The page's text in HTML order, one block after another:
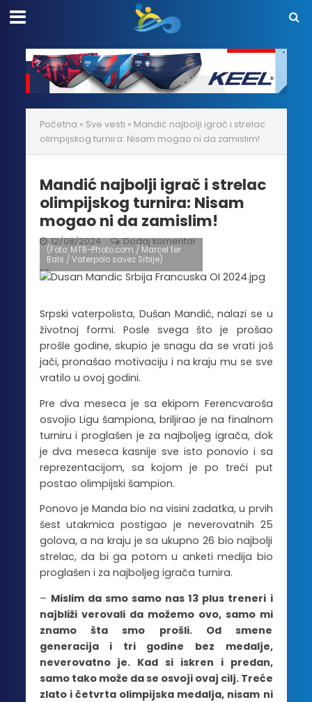
Početna » Sve vesti » Mandić najbolji igrač i strelac
olimpijskog turnira: Nisam mogao ni da zamislim!
Mandić najbolji igrač i strelac
olimpijskog turnira: Nisam
mogao ni da zamislim!
12/08/2024 Dodaj komentar
(Foto: MTB-Photo.com / Marcel ter
Bals / Vaterpolo savez Srbije)
Srpski vaterpolista, Dušan Mandić, nalazi se u
životnoj formi. Posle svega što je prošao
prošle godine, skupio je snagu da se vrati još
jači, pronašao motivaciju i na kraju mu se sve
vratilo u ovoj godini.
Pre dva meseca je sa ekipom Ferencvaroša
osvojio Ligu šampiona, briljirao je na finalnom
turniru i proglašen je za najboljeg igrača, dok
je dva meseca kasnije sve isto ponovio i sa
reprezentacijom, sa kojom je po treći put
postao olimpijski šampion.
Ponovo je Manda bio na visini zadatka, u prvih
šest utakmica postigao je neverovatnih 25
golova, a na kraju je sa ukupno 26 bio najbolji
strelac, da bi ga potom u anketi medija bio
proglašen i za najboljeg igrača turnira.
– Mislim da smo samo nas 13 plus treneri i
najbliži verovali da možemo ovo, samo mi
znamo šta smo prošli. Od smene
generacija i tri godine bez medalje,
neverovatno je. Kad si iskren i predan,
samo tako može da se osvoji ovaj cilj. Treće
zlato i četvrta olimpijska medalja, nisam ni